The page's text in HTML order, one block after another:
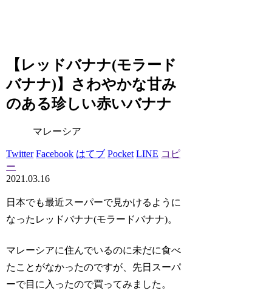
【レッドバナナ(モラード
バナナ)】さわやかな甘み
のある珍しい赤いバナナ
マレーシア
Twitter Facebook はてブ Pocket LINE コピ
ー
2021.03.16
日本でも最近スーパーで見かけるように
なった レッドバナナ(モラードバナナ)。
マレーシアに住んでいるのに未だに食べ
たことがなかったのですが、先日スーパ
ーで目に入ったので買ってみました。